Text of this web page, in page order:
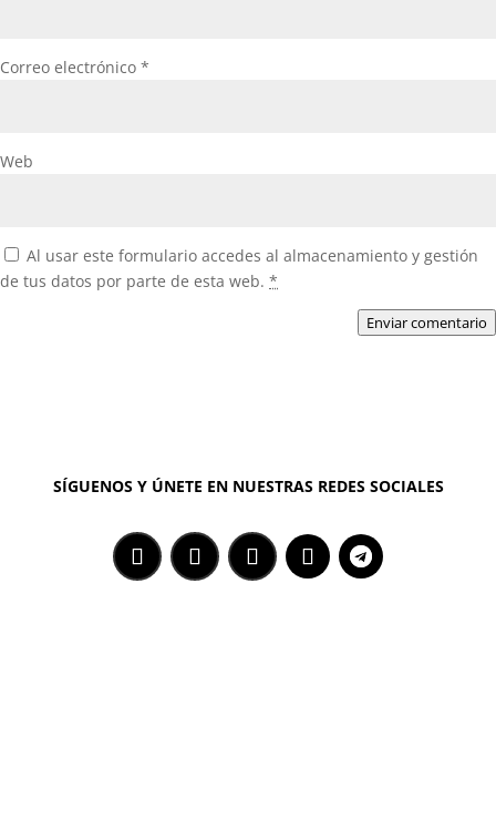
Correo electrónico *
Web
Al usar este formulario accedes al almacenamiento y gestión
de tus datos por parte de esta web. *
Enviar comentario
SÍGUENOS Y ÚNETE EN NUESTRAS REDES SOCIALES